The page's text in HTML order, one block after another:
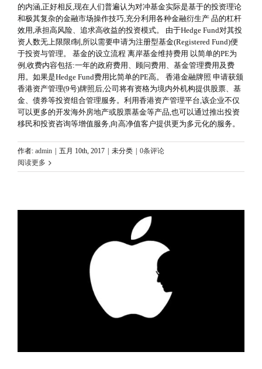
的内涵,正好相反,现在人们普遍认为对冲基金实际是基于的投资理论
和极其复杂的金融市场操作技巧,充分利用各种金融衍生产 品的杠杆
效用,承担高风险、追求高收益的投资模式。 由于Hedge Fund对其投
资人数无上限限f制,所以需要申请为注册型基金(Registered Fund)便
于投资与管理。 基金的设立流程 离岸基金维持费用 以简单的PE为
例,收费内容包括:一年的政府费用、顾问费用、基金管理费用及费
用。如果是Hedge Fund费用比简单的PE高。 香港金融牌照 申请获颁
香港资产管理(9号)牌照后,公司将有资格为境内外机构提供股票、基
金、债券等投资组合管理服务。利用香港资产管理平台,该企业不仅
可以更多的开发海外房地产或股票基金等产品,也可以通过推出投资
移民和投资咨询等增值服务,向高净值客户提供更为多元化的服务。
作者: admin 五月 10th, 2017 未分类
0条评论
阅读更多